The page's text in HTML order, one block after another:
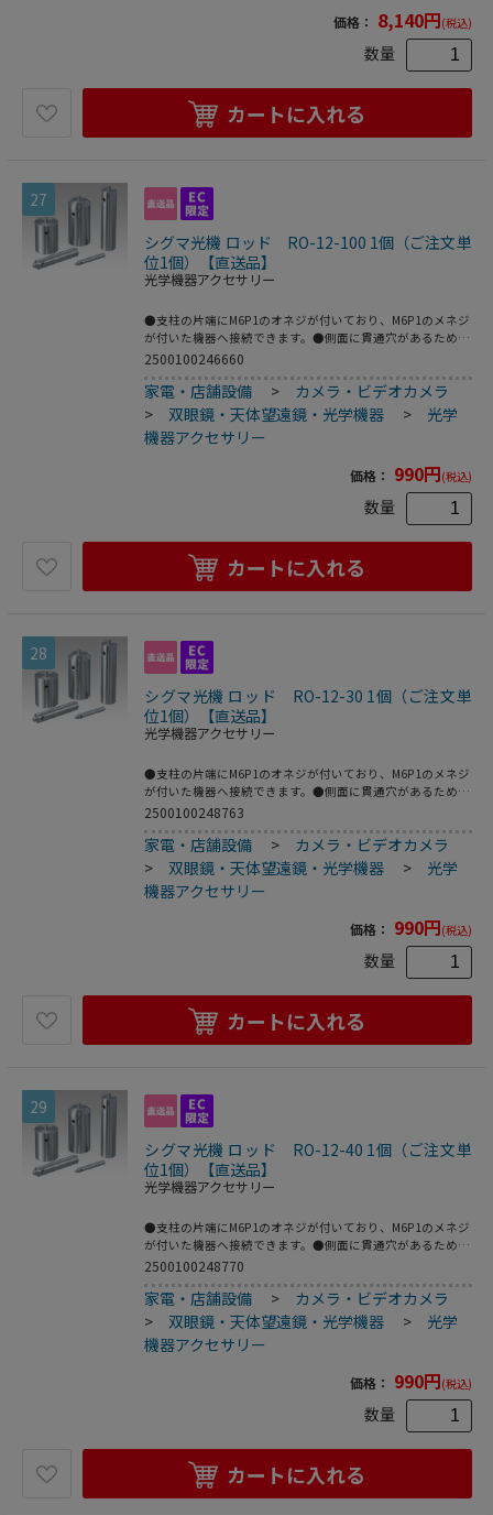
価格： 8,140円(税込)
数量
カートに入れる
27
シグマ光機 ロッド RO-12-100 1個（ご注文単
位1個）【直送品】
光学機器アクセサリー
●支柱の片端にM6P1のオネジが付いており、M6P1のメネジ
が付いた機器へ接続できます。●側面に貫通穴があるため、
機器に固定する際レンチ等を穴に通して容易に締め込む事が
できます。●材質：ステンレス●型番：RO-12-100●外径×
全長（mm）：φ12×105●こちらの商品は事業者様向け商品
です。
2500100246660
家電・店舗設備 > カメラ・ビデオカメラ
>双眼鏡・天体望遠鏡・光学機器 > 光学
機器アクセサリー
価格： 990円(税込)
数量
カートに入れる
28
シグマ光機 ロッド RO-12-30 1個（ご注文単
位1個）【直送品】
光学機器アクセサリー
●支柱の片端にM6P1のオネジが付いており、M6P1のメネジ
が付いた機器へ接続できます。●側面に貫通穴があるため、
機器に固定する際レンチ等を穴に通して容易に締め込む事が
できます。●材質：ステンレス●型番：RO-12-30●外径×
全長（mm）：φ12×35●こちらの商品は事業者様向け商品
です。
2500100248763
家電・店舗設備 > カメラ・ビデオカメラ
>双眼鏡・天体望遠鏡・光学機器 > 光学
機器アクセサリー
価格： 990円(税込)
数量
カートに入れる
29
シグマ光機 ロッド RO-12-40 1個（ご注文単
位1個）【直送品】
光学機器アクセサリー
●支柱の片端にM6P1のオネジが付いており、M6P1のメネジ
が付いた機器へ接続できます。●側面に貫通穴があるため、
機器に固定する際レンチ等を穴に通して容易に締め込む事が
できます。●材質：ステンレス●型番：RO-12-40●外径×
全長（mm）：φ12×45●こちらの商品は事業者様向け商品
です。
2500100248770
家電・店舗設備 > カメラ・ビデオカメラ
>双眼鏡・天体望遠鏡・光学機器 > 光学
機器アクセサリー
価格： 990円(税込)
数量
カートに入れる